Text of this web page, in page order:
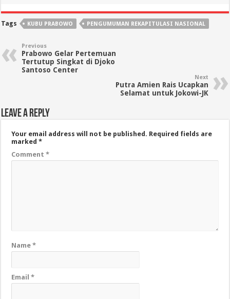
Tags KUBU PRABOWO PENGUMUMAN REKAPITULASI NASIONAL
Previous
Prabowo Gelar Pertemuan
Tertutup Singkat di Djoko
Santoso Center
Next
Putra Amien Rais Ucapkan
Selamat untuk Jokowi-JK
Leave a Reply
Your email address will not be published. Required fields are
marked*
Comment*
Name*
Email*